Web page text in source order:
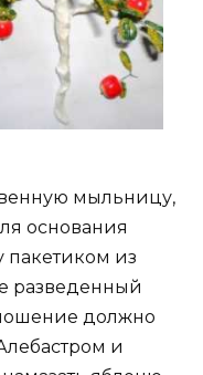
мыльницу,
основания
пакетиком из
разведенный
должно
и